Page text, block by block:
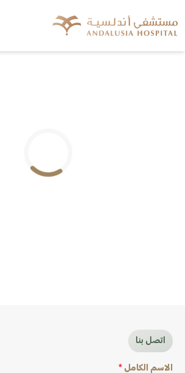
اتصل بنا
الاسم الكامل *